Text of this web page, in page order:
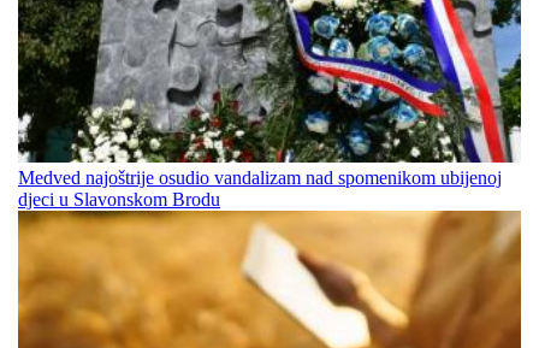
Medved najoštrije osudio vandalizam nad spomenikom ubijenoj
djeci u Slavonskom Brodu